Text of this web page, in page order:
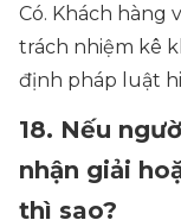
Có. Khách hàng
trách nhiệm kê
định pháp luật
18. Nếu
nhận giải
thì sao?